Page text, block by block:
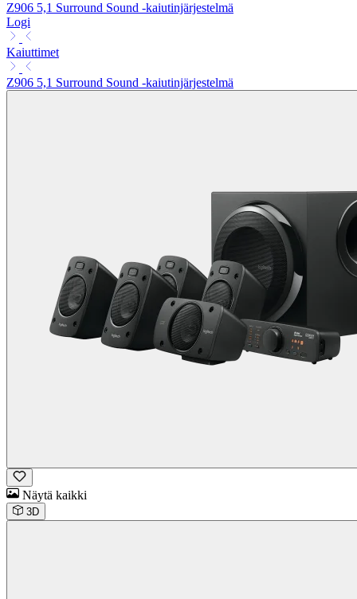
Z906 5,1 Surround Sound -kaiutinjärjestelmä
Logi
Kaiuttimet
Z906 5,1 Surround Sound -kaiutinjärjestelmä
Näytä kaikki
3D